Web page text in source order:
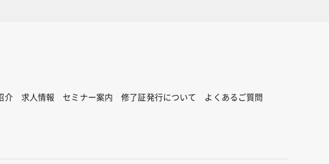
介 求人情報 セミナー案内 修了証発行について
よくあるご質問